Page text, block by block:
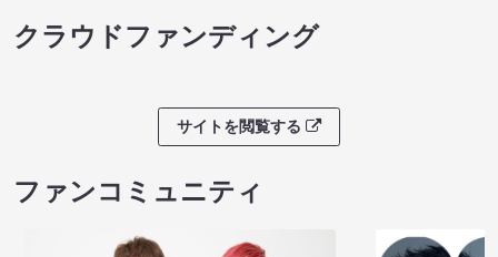
クラウドファンディング
サイトを閲覧する
ファンコミュニティ